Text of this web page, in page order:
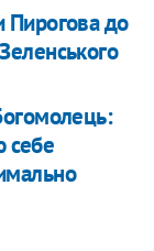
до
себе